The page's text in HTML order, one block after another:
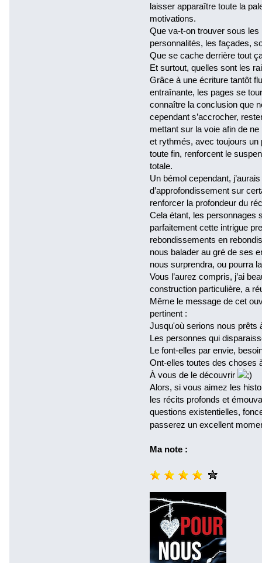
laisser apparaître toute la
motivations.
Que va-t-on trouver sous
personnalités, les façades,
Que se cache derrière tout
Et surtout, quelles sont les
Grâce à une écriture tantôt
entraînante, les pages se
connaître la conclusion que
cependant s’accrocher,
mettant sur la voie afin de
et rythmés, avec toujours un
toute fin, renforcent le
totale.
Un bémol cependant,
d’approfondissement sur
renforcer la profondeur du
Cela étant, les personnages
parfaitement cette intrigue
rebondissements en
nous balader au gré de ses
nous surprendra, ou pourra
Vous l’aurez compris, j’ai
construction particulière, a
Même le message de cet
pertinent :
Jusqu'où serions nous prêts
Les personnes qui
Le font-elles par envie,
Ont-elles toutes des choses
À vous de le découvrir
Alors, si vous aimez les
les récits profonds et
questions existentielles,
passerez un excellent
Ma note :